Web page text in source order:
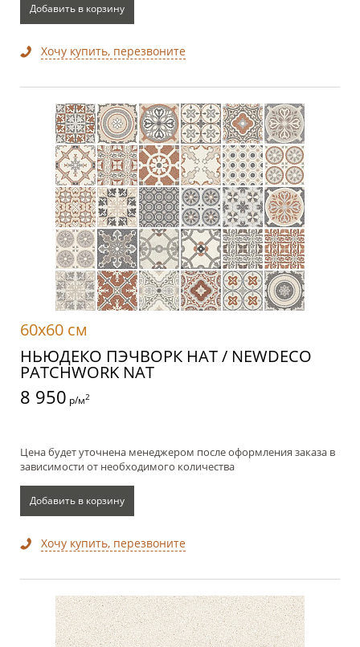
Добавить в корзину
Хочу купить, перезвоните
60x60 см
НЬЮДЕКО ПЭЧВОРК НАТ / NEWDECO
PATCHWORK NAT
8 950 р/м2
Цена будет уточнена менеджером после оформления заказа в
зависимости от необходимого количества
Добавить в корзину
Хочу купить, перезвоните